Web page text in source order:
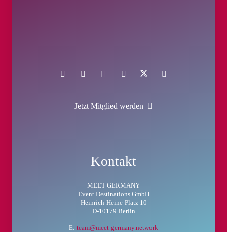
Jetzt Mitglied werden
Kontakt
MEET GERMANY
Event Destinations GmbH
Heinrich-Heine-Platz 10
D-10179 Berlin
E: team@meet-germany.network